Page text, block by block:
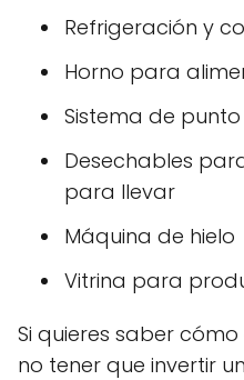
Refrigeración y
Horno para
Sistema de
Desechables
para llevar
Máquina de hielo
Vitrina para
Si quieres saber
no tener que invertir